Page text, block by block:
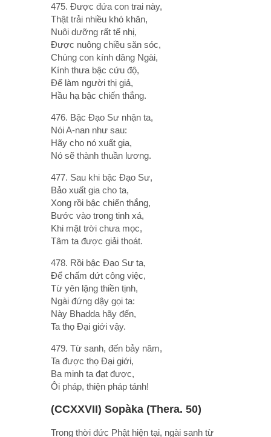
475. Ðược đứa con trai này,
Thật trải nhiều khó khăn,
Nuôi dưỡng rất tế nhị,
Ðược nuông chiều săn sóc,
Chúng con kính dâng Ngài,
Kính thưa bậc cứu độ,
Ðể làm người thị giả,
Hầu hạ bậc chiến thắng.
476. Bậc Ðạo Sư nhận ta,
Nói A-nan như sau:
Hãy cho nó xuất gia,
Nó sẽ thành thuần lương.
477. Sau khi bậc Ðạo Sư,
Bảo xuất gia cho ta,
Xong rồi bậc chiến thắng,
Bước vào trong tinh xá,
Khi mặt trời chưa mọc,
Tâm ta được giải thoát.
478. Rồi bậc Ðạo Sư ta,
Ðể chấm dứt công việc,
Từ yên lặng thiền tịnh,
Ngài đứng dậy gọi ta:
Này Bhadda hãy đến,
Ta thọ Ðại giới vậy.
479. Từ sanh, đến bảy năm,
Ta được thọ Ðại giới,
Ba minh ta đạt được,
Ôi pháp, thiện pháp tánh!
(CCXXVII) Sopàka (Thera. 50)
Trong thời đức Phật hiện tại, ngài sanh từ